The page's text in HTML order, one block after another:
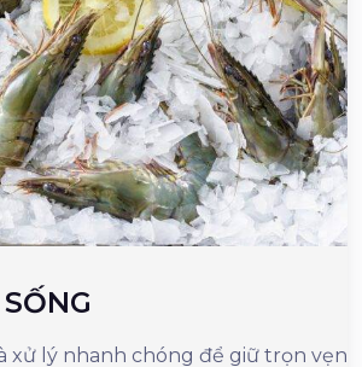
xử lý nhanh chóng để giữ trọn vẹn